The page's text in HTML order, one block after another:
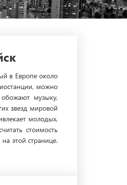
в Европе около
можно
обожают музыку,
звезд мировой
молодых,
стоимость
этой странице.